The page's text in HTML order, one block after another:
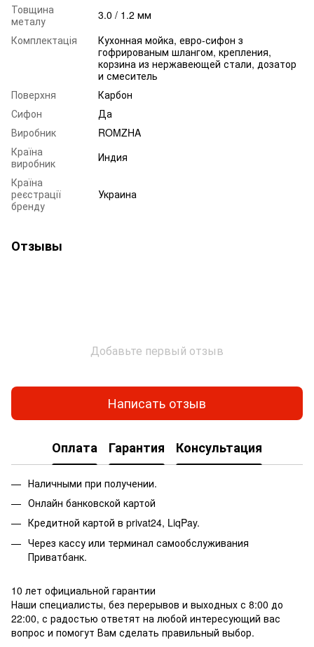
Товщина
металу
3.0 / 1.2 мм
Комплектація
Кухонная мойка, евро-сифон з
гофрированым шлангом, крепления,
корзина из нержавеющей стали, дозатор
и смеситель
Поверхня
Карбон
Сифон
Да
Виробник
ROMZHA
Країна
виробник
Индия
Країна
реєстрації
бренду
Украина
Отзывы
Добавьте первый отзыв
Написать отзыв
Оплата Гарантия Консультация
Наличными при получении.
Онлайн банковской картой
Кредитной картой в privat24, LiqPay.
Через кассу или терминал самообслуживания
Приватбанк.
10 лет официальной гарантии
Наши специалисты, без перерывов и выходных с 8:00 до
22:00, с радостью ответят на любой интересующий вас
вопрос и помогут Вам сделать правильный выбор.